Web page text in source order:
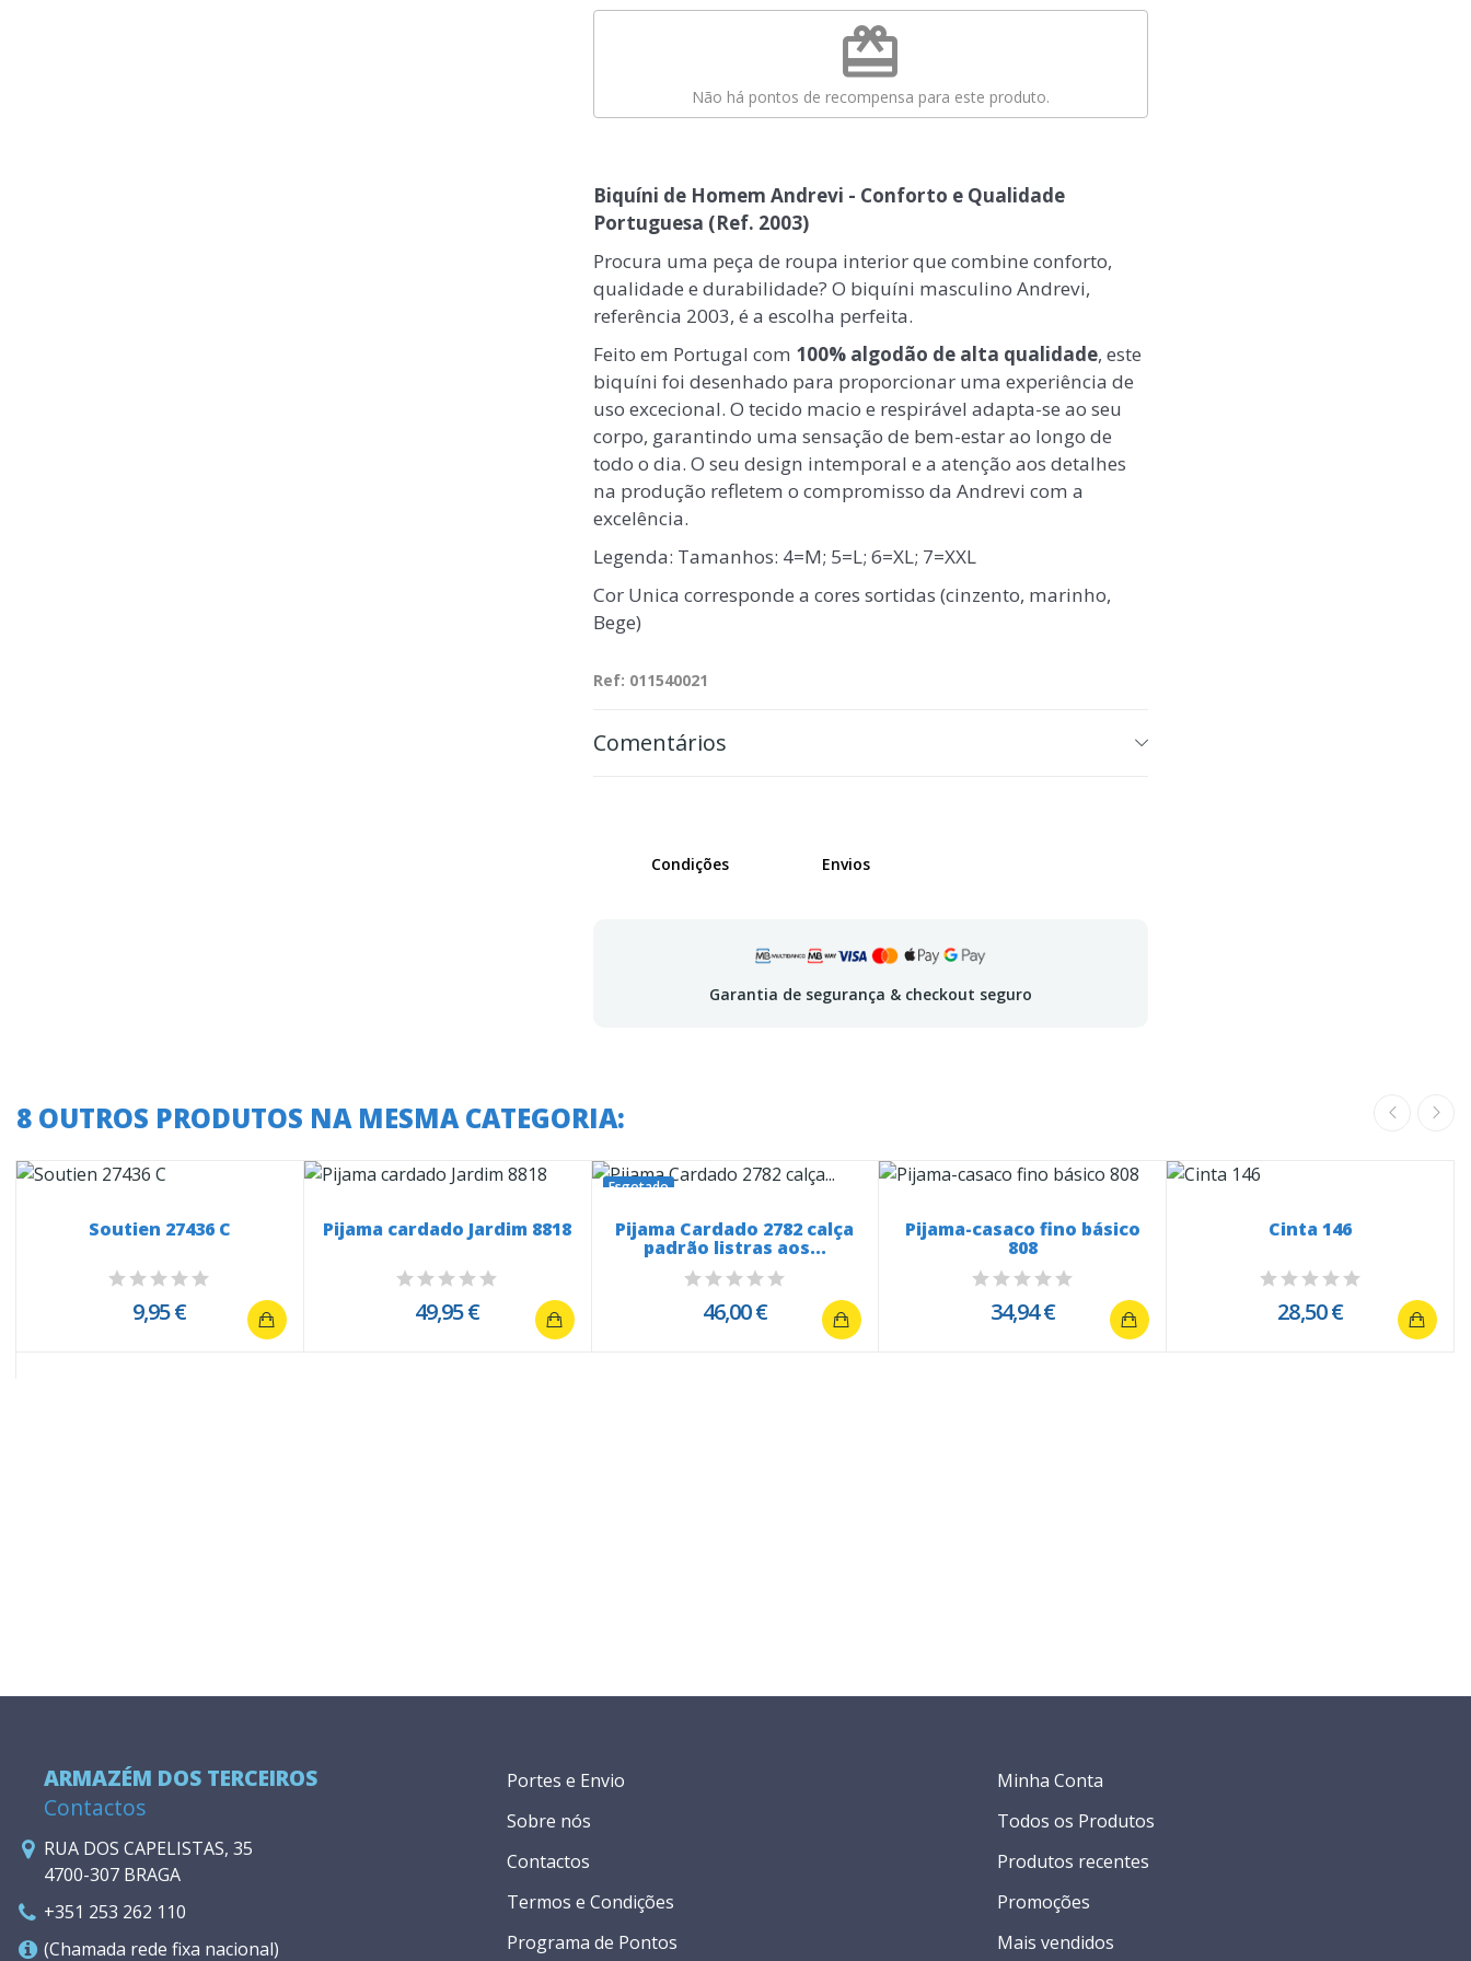
redeem
Não há pontos de recompensa para este produto.
Biquíni de Homem Andrevi - Conforto e Qualidade
Portuguesa (Ref. 2003)
Procura uma peça de roupa interior que combine conforto,
qualidade e durabilidade? O biquíni masculino Andrevi,
referência 2003, é a escolha perfeita.
Feito em Portugal com 100% algodão de alta qualidade, este
biquíni foi desenhado para proporcionar uma experiência de
uso excecional. O tecido macio e respirável adapta-se ao seu
corpo, garantindo uma sensação de bem-estar ao longo de
todo o dia. O seu design intemporal e a atenção aos detalhes
na produção refletem o compromisso da Andrevi com a
excelência.
Legenda: Tamanhos: 4=M; 5=L; 6=XL; 7=XXL
Cor Unica corresponde a cores sortidas (cinzento, marinho,
Bege)
Ref: 011540021
Comentários
Condições Envios
Garantia de segurança & checkout seguro
8 OUTROS PRODUTOS NA MESMA CATEGORIA:
Soutien 27436 C
9,95 €
Pijama cardado Jardim 8818
49,95 €
Esgotado
Pijama Cardado 2782 calça
padrão listras aos...
46,00 €
Pijama-casaco fino básico
808
34,94 €
Cinta 146
28,50 €
ARMAZÉM DOS TERCEIROS
Contactos
RUA DOS CAPELISTAS, 35
4700-307 BRAGA
+351 253 262 110
(Chamada rede fixa nacional)
Portes e Envio
Sobre nós
Contactos
Termos e Condições
Programa de Pontos
Minha Conta
Todos os Produtos
Produtos recentes
Promoções
Mais vendidos